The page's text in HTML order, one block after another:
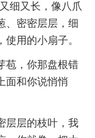
细又长，像八爪
、密密层层，细
用的小扇子。
苞，你那盘根错
面和你说悄悄
层层的枝叶，我